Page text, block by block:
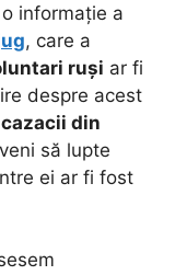
informație a
, care a
ruși ar fi
despre acest
cazacii din
să lupte
ei ar fi fost